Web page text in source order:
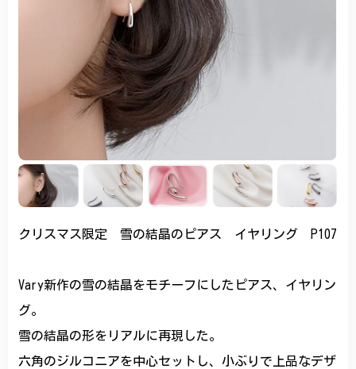
クリスマス限定 雪の結晶のピアス イヤリング P107
Vary新作の雪の結晶をモチーフにしたピアス、イヤリン
グ。
雪の結晶の形をリアルに再現した。
六角のジルコニアを中心セットし、小ぶりで上品なデザ